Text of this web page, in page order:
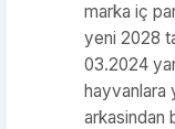
marka iç
yeni 2028
03.2024
hayvanlara
arkasindan